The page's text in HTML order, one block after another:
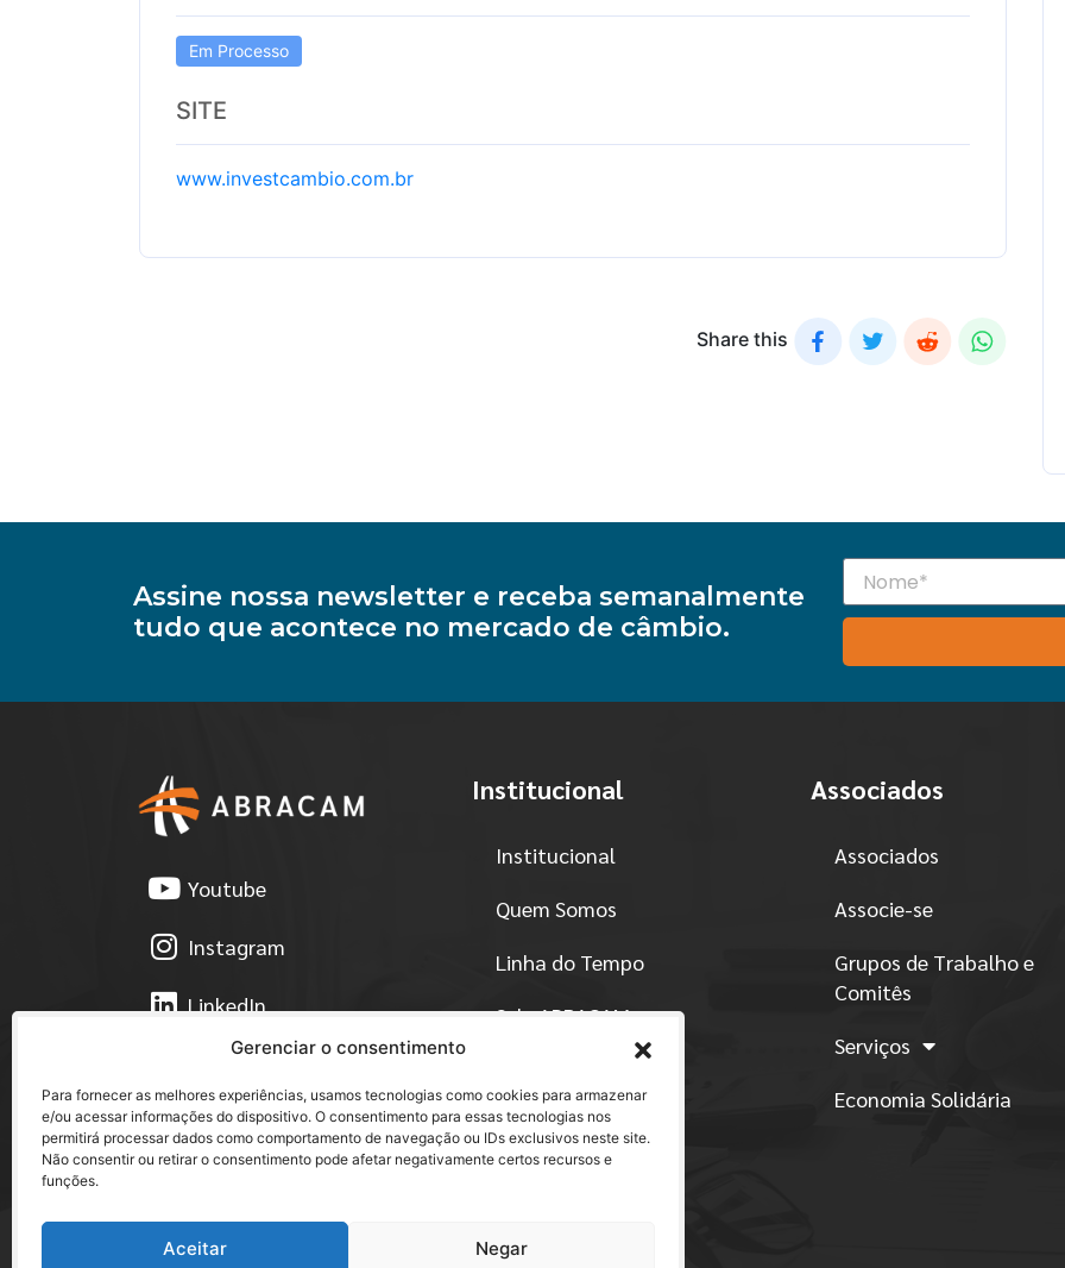
Gerenciar o consentimento
Para fornecer as melhores experiências, usamos tecnologias como cookies para armazenar
e/ou acessar informações do dispositivo. O consentimento para essas tecnologias nos
permitirá processar dados como comportamento de navegação ou IDs exclusivos neste site.
Não consentir ou retirar o consentimento pode afetar negativamente certos recursos e
funções.
Aceitar Negar
Em Processo
SITE
www.investcambio.com.br
Share this
Assine nossa newsletter e receba semanalmente
tudo que acontece no mercado de câmbio.
Youtube
Instagram
LinkedIn
Facebook
Institucional
Institucional
Quem Somos
Linha do Tempo
Selo ABRACAM
Política de Conduta
Associados
Associados
Associe-se
Grupos de Trabalho e
Comitês
Serviços
Economia Solidária